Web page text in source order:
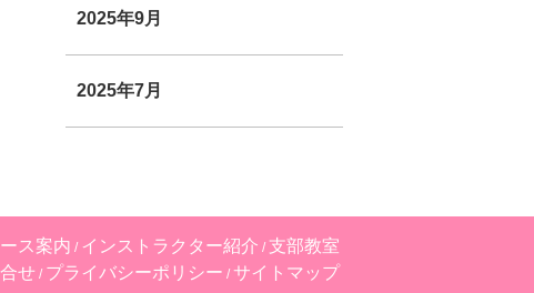
2025年9月
2025年7月
ス案内 インストラクター紹介 支部教室
せ プライバシーポリシー サイトマップ